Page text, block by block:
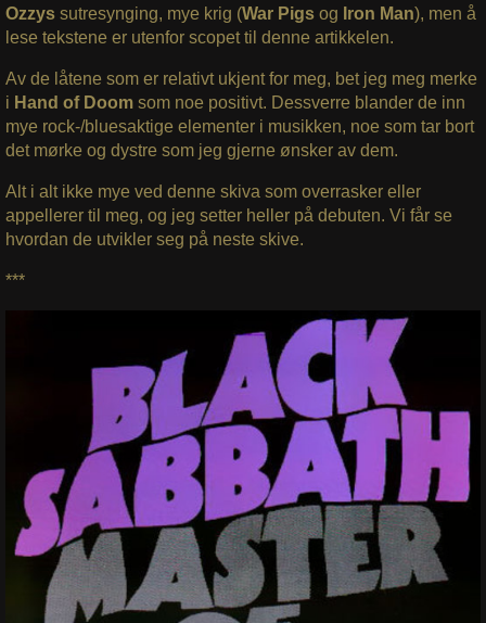
Ozzys sutresynging, mye krig (War Pigs og Iron Man), men å
lese tekstene er utenfor scopet til denne artikkelen.
Av de låtene som er relativt ukjent for meg, bet jeg meg merke
i Hand of Doom som noe positivt. Dessverre blander de inn
mye rock-/bluesaktige elementer i musikken, noe som tar bort
det mørke og dystre som jeg gjerne ønsker av dem.
Alt i alt ikke mye ved denne skiva som overrasker eller
appellerer til meg, og jeg setter heller på debuten. Vi får se
hvordan de utvikler seg på neste skive.
***